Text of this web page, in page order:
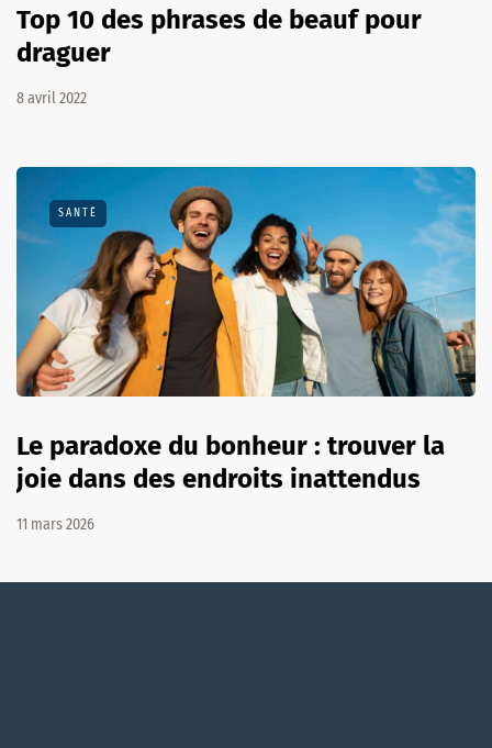
Top 10 des phrases de beauf pour
draguer
8 avril 2022
SANTÉ
Le paradoxe du bonheur : trouver la
joie dans des endroits inattendus
11 mars 2026